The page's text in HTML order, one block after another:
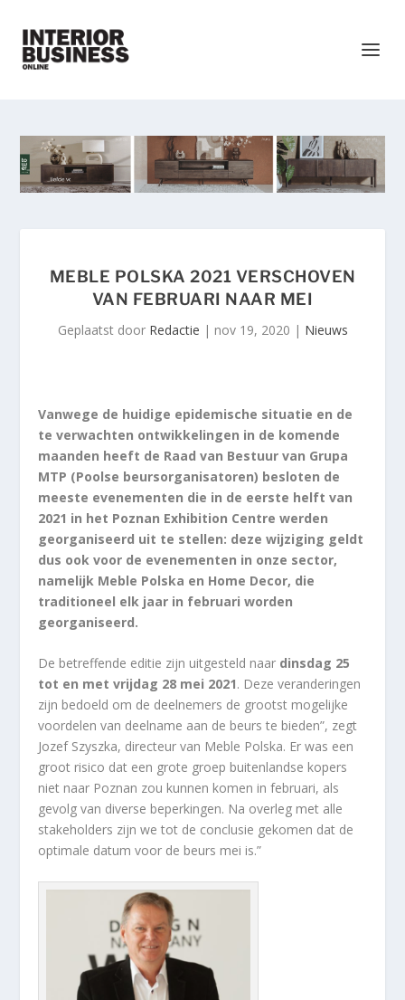
MEBLE POLSKA 2021 VERSCHOVEN
VAN FEBRUARI NAAR MEI
Geplaatst door Redactie | nov 19, 2020 | Nieuws
Vanwege de huidige epidemische situatie en de
te verwachten ontwikkelingen in de komende
maanden heeft de Raad van Bestuur van Grupa
MTP (Poolse beursorganisatoren) besloten de
meeste evenementen die in de eerste helft van
2021 in het Poznan Exhibition Centre werden
georganiseerd uit te stellen: deze wijziging geldt
dus ook voor de evenementen in onze sector,
namelijk Meble Polska en Home Decor, die
traditioneel elk jaar in februari worden
georganiseerd.
De betreffende editie zijn uitgesteld naar dinsdag 25
tot en met vrijdag 28 mei 2021. Deze veranderingen
zijn bedoeld om de deelnemers de grootst mogelijke
voordelen van deelname aan de beurs te bieden”, zegt
Jozef Szyszka, directeur van Meble Polska. Er was een
groot risico dat een grote groep buitenlandse kopers
niet naar Poznan zou kunnen komen in februari, als
gevolg van diverse beperkingen. Na overleg met alle
stakeholders zijn we tot de conclusie gekomen dat de
optimale datum voor de beurs mei is.”